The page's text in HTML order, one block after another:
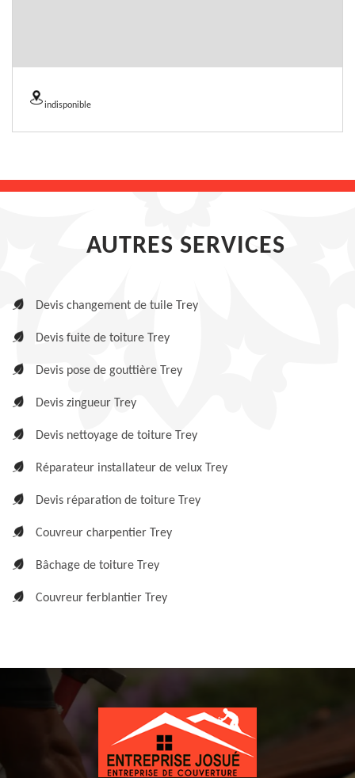
indisponible
AUTRES SERVICES
Devis changement de tuile Trey
Devis fuite de toiture Trey
Devis pose de gouttière Trey
Devis zingueur Trey
Devis nettoyage de toiture Trey
Réparateur installateur de velux Trey
Devis réparation de toiture Trey
Couvreur charpentier Trey
Bâchage de toiture Trey
Couvreur ferblantier Trey